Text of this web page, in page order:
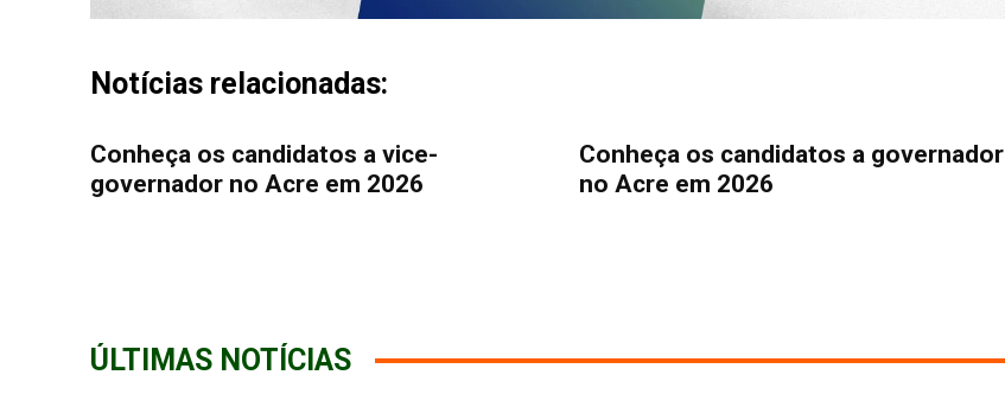
Notícias relacionadas:
Conheça os candidatos a vice-
governador no Acre em 2026
Conheça os candidatos a governador
no Acre em 2026
ÚLTIMAS NOTÍCIAS